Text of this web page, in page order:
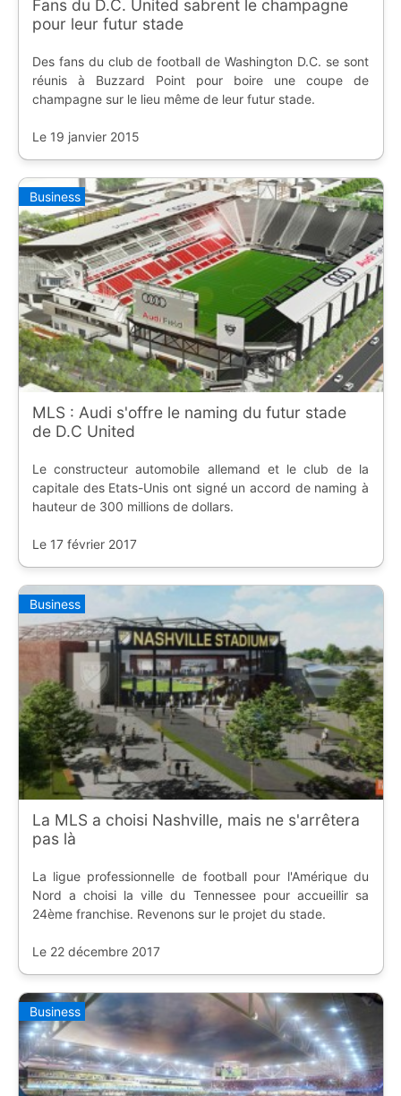
Fans du D.C. United sabrent le champagne
pour leur futur stade
Des fans du club de football de Washington D.C. se sont
réunis à Buzzard Point pour boire une coupe de
champagne sur le lieu même de leur futur stade.
Le 19 janvier 2015
Business
MLS : Audi s'offre le naming du futur stade
de D.C United
Le constructeur automobile allemand et le club de la
capitale des Etats-Unis ont signé un accord de naming à
hauteur de 300 millions de dollars.
Le 17 février 2017
Business
La MLS a choisi Nashville, mais ne s'arrêtera
pas là
La ligue professionnelle de football pour l'Amérique du
Nord a choisi la ville du Tennessee pour accueillir sa
24ème franchise. Revenons sur le projet du stade.
Le 22 décembre 2017
Business